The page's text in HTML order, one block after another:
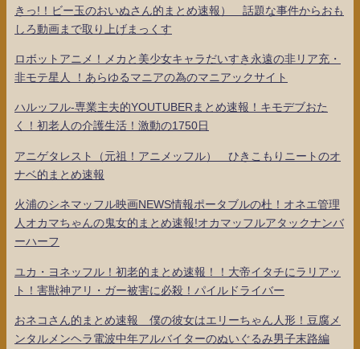
きっ!！ビー玉のおいぬさん的まとめ速報） 話題な事件からおも
しろ動画まで取り上げまっくす
ロボットアニメ！メカと美少女キャラだいすき永遠の非リア充・
非モテ星人 ！あらゆるマニアの為のマニアックサイト
ハルッフル-専業主夫的YOUTUBERまとめ速報！キモデブおた
く！初老人の介護生活！激動の1750日
アニゲタレスト（元祖！アニメッフル） ひきこもりニートのオ
ナベ的まとめ速報
火浦のシネマッフル映画NEWS情報ポータブルの杜！オネエ管理
人オカマちゃんの鬼女的まとめ速報!オカマッフルアタックナンバ
ーハーフ
ユカ・ヨネッフル！初老的まとめ速報！！大帝イタチにラリアッ
ト！害獣神アリ・ガー被害に必殺！パイルドライバー
おネコさん的まとめ速報 僕の彼女はエリーちゃん人形！豆腐メ
ンタルメンヘラ電波中年アルバイターのぬいぐるみ男子末路編